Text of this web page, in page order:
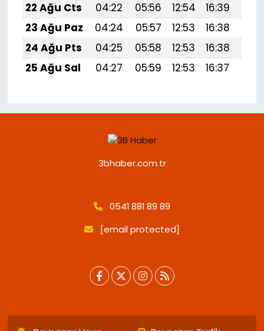
22 Ağu Cts
04:22 05:56 12:54 16:39
23 Ağu Paz
04:24 05:57 12:53 16:38
24 Ağu Pts
04:25 05:58 12:53 16:38
25 Ağu Sal
04:27 05:59 12:53 16:37
3bhaber.com.tr
0541 881 89 89
[email protected]